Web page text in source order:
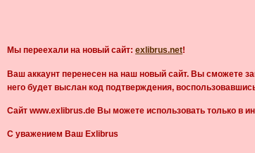
Мы переехали на новый сайт: exlibrus.net!
Ваш аккаунт перенесен на наш новый сайт. Вы сможете
него будет выслан код подтверждения,
Сайт www.exlibrus.de Вы можете использовать только в
С уважением Ваш Exlibrus